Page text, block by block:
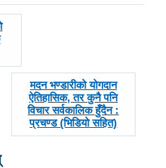
अघिल्लाे
-
मदन भण्डारीको योगदान
ऐतिहासिक, तर कुनै पनि
विचार सर्वकालिक हुँदैन :
प्रचण्ड (भिडियो सहित)